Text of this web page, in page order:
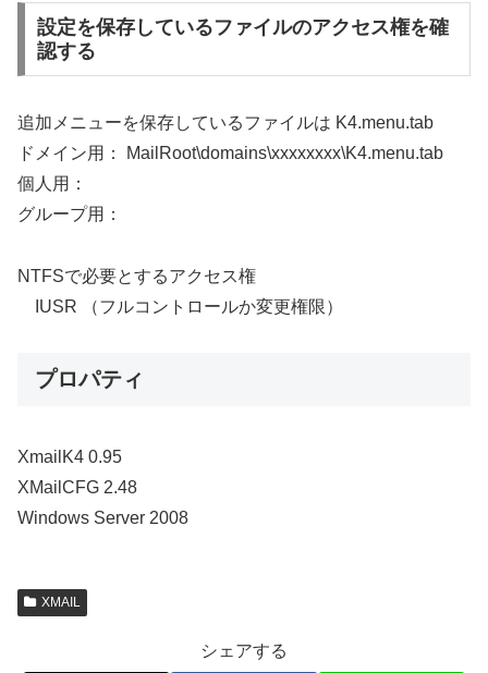
設定を保存しているファイルのアクセス権を確
認する
追加メニューを保存しているファイルは K4.menu.tab
ドメイン用： MailRoot\domains\xxxxxxxx\K4.menu.tab
個人用：
グループ用：
NTFSで必要とするアクセス権
IUSR （フルコントロールか変更権限）
プロパティ
XmailK4 0.95
XMailCFG 2.48
Windows Server 2008
XMAIL
シェアする